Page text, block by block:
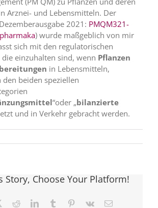
Arznei- und Lebensmitteln. Der
2021: PMQM321-
) wurde maßgeblich von mir
sich mit den regulatorischen
einzuhalten sind, wenn Pflanzen
in Lebensmitteln,
beiden speziellen
“oder „bilanzierte
und in Verkehr gebracht werden.
Story, Choose Your Platform!
RedditLinkedInTumblr Pinterest
Vk
E-